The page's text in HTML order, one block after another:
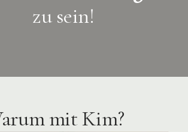
zu sein!
mit Kim?